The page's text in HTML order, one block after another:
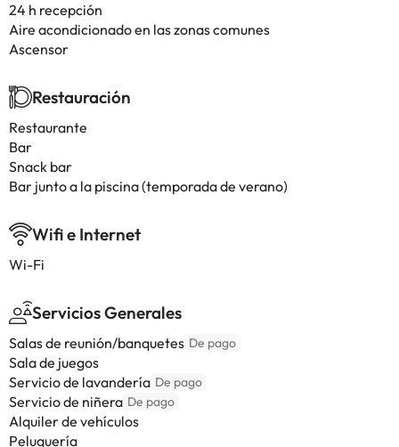
24 h recepción
Aire acondicionado en las zonas comunes
Ascensor
Restauración
Restaurante
Bar
Snack bar
Bar junto a la piscina (temporada de verano)
Wifi e Internet
Wi-Fi
Servicios Generales
Salas de reunión/banquetes De pago
Sala de juegos
Servicio de lavandería De pago
Servicio de niñera De pago
Alquiler de vehículos
Peluquería